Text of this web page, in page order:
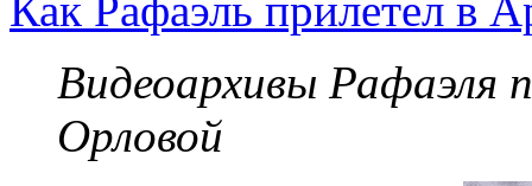
Видеоархивы Рафаэля
Орловой